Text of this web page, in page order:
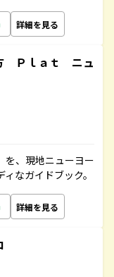
詳細を見る
Ｐｌａｔ ニュ
を、現地ニューヨー
なガイドブック。
詳細を見る